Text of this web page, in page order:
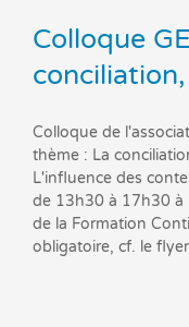
Colloque
Colloque de
thème : La
L'influence des
de 13h30 à 17h30 à
de la Formation
obligatoire, cf. le